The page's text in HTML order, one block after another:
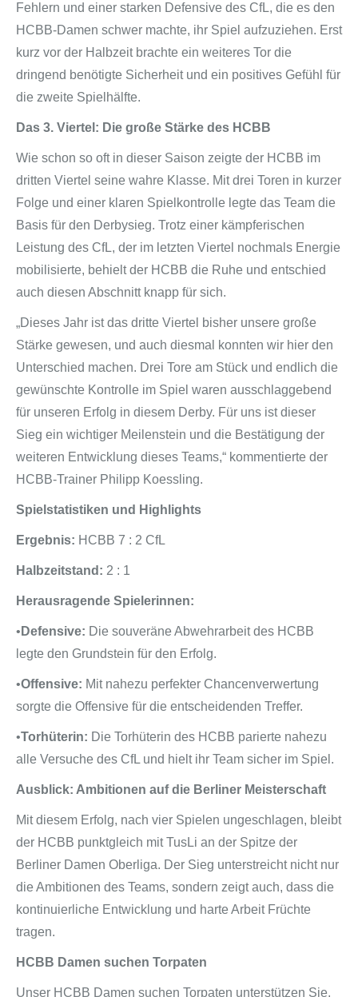
Fehlern und einer starken Defensive des CfL, die es den
HCBB-Damen schwer machte, ihr Spiel aufzuziehen. Erst
kurz vor der Halbzeit brachte ein weiteres Tor die
dringend benötigte Sicherheit und ein positives Gefühl für
die zweite Spielhälfte.
Das 3. Viertel: Die große Stärke des HCBB
Wie schon so oft in dieser Saison zeigte der HCBB im
dritten Viertel seine wahre Klasse. Mit drei Toren in kurzer
Folge und einer klaren Spielkontrolle legte das Team die
Basis für den Derbysieg. Trotz einer kämpferischen
Leistung des CfL, der im letzten Viertel nochmals Energie
mobilisierte, behielt der HCBB die Ruhe und entschied
auch diesen Abschnitt knapp für sich.
„Dieses Jahr ist das dritte Viertel bisher unsere große
Stärke gewesen, und auch diesmal konnten wir hier den
Unterschied machen. Drei Tore am Stück und endlich die
gewünschte Kontrolle im Spiel waren ausschlaggebend
für unseren Erfolg in diesem Derby. Für uns ist dieser
Sieg ein wichtiger Meilenstein und die Bestätigung der
weiteren Entwicklung dieses Teams,“ kommentierte der
HCBB-Trainer Philipp Koessling.
Spielstatistiken und Highlights
Ergebnis: HCBB 7 : 2 CfL
Halbzeitstand: 2 : 1
Herausragende Spielerinnen:
• Defensive: Die souveräne Abwehrarbeit des HCBB
legte den Grundstein für den Erfolg.
•Offensive: Mit nahezu perfekter Chancenverwertung
sorgte die Offensive für die entscheidenden Treffer.
•Torhüterin: Die Torhüterin des HCBB parierte nahezu
alle Versuche des CfL und hielt ihr Team sicher im Spiel.
Ausblick: Ambitionen auf die Berliner Meisterschaft
Mit diesem Erfolg, nach vier Spielen ungeschlagen, bleibt
der HCBB punktgleich mit TusLi an der Spitze der
Berliner Damen Oberliga. Der Sieg unterstreicht nicht nur
die Ambitionen des Teams, sondern zeigt auch, dass die
kontinuierliche Entwicklung und harte Arbeit Früchte
tragen.
HCBB Damen suchen Torpaten
Unser HCBB Damen suchen Torpaten unterstützen Sie,